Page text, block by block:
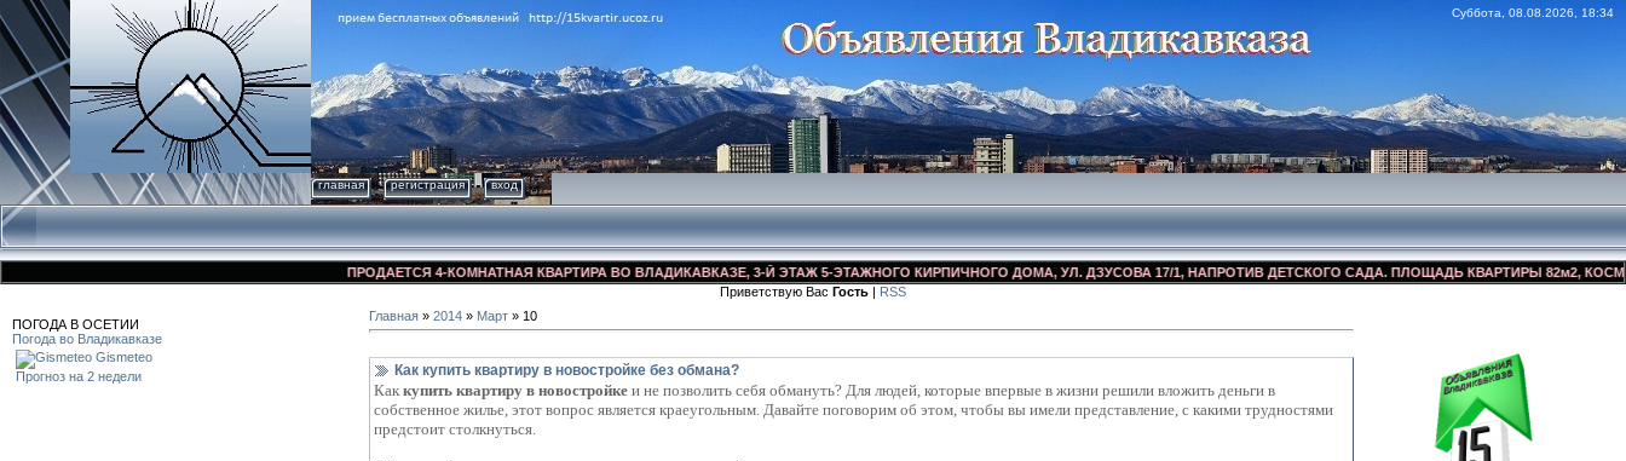
Суббота, 08.08.2026, 18:34
главная регистрация вход
ПРОДАЕТСЯ 4-КОМНАТНАЯ КВАРТИРА ВО ВЛАДИКАВКАЗЕ, 3-Й ЭТАЖ 5-ЭТАЖНОГО КИРПИЧНОГО ДОМА, УЛ. ДЗУСОВА 17/1, НАПРОТИВ ДЕТСКОГО САДА. ПЛОЩАДЬ КВАРТИРЫ 82м2,
Приветствую Вас Гость | RSS
ПОГОДА В ОСЕТИИ
Погода во Владикавказе
Gismeteo
Прогноз на 2 недели
Главная » 2014 » Март » 10
Как купить квартиру в новостройке без обмана?
Как купить квартиру в новостройке и не позволить себя обмануть? Для людей, которые впервые в жизни решили вложить деньги в
собственное жилье, этот вопрос является краеугольным. Давайте поговорим об этом, чтобы вы имели представление, с какими трудностями
предстоит столкнуться.